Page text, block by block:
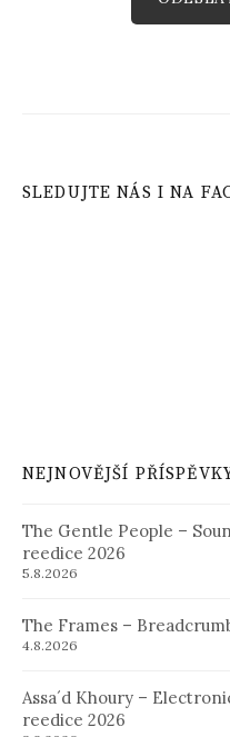
SLEDUJTE NÁS I NA
NEJNOVĚJŠÍ
The Gentle People –
reedice 2026
5.8.2026
The Frames –
4.8.2026
Assa´d Khoury –
reedice 2026